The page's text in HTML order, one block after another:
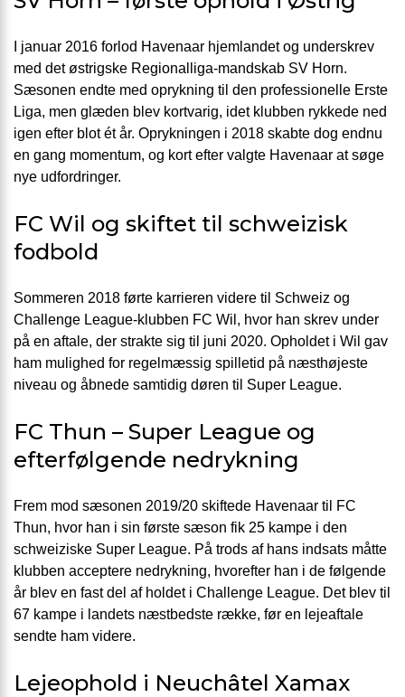
I januar 2016 forlod Havenaar hjemlandet og underskrev
med det østrigske Regionalliga-mandskab SV Horn.
Sæsonen endte med oprykning til den professionelle Erste
Liga, men glæden blev kortvarig, idet klubben rykkede ned
igen efter blot ét år. Oprykningen i 2018 skabte dog endnu
en gang momentum, og kort efter valgte Havenaar at søge
nye udfordringer.
FC Wil og skiftet til schweizisk
fodbold
Sommeren 2018 førte karrieren videre til Schweiz og
Challenge League-klubben FC Wil, hvor han skrev under
på en aftale, der strakte sig til juni 2020. Opholdet i Wil gav
ham mulighed for regelmæssig spilletid på næsthøjeste
niveau og åbnede samtidig døren til Super League.
FC Thun – Super League og
efterfølgende nedrykning
Frem mod sæsonen 2019/20 skiftede Havenaar til FC
Thun, hvor han i sin første sæson fik 25 kampe i den
schweiziske Super League. På trods af hans indsats måtte
klubben acceptere nedrykning, hvorefter han i de følgende
år blev en fast del af holdet i Challenge League. Det blev til
67 kampe i landets næstbedste række, før en lejeaftale
sendte ham videre.
Lejeophold i Neuchâtel Xamax